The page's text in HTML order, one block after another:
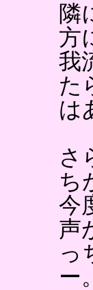
隣
方
我
た
は
さ
ち
今
声
っ
ー